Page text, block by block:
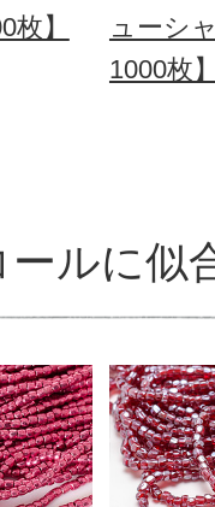
枚】
ューシ
1000枚
ルに似